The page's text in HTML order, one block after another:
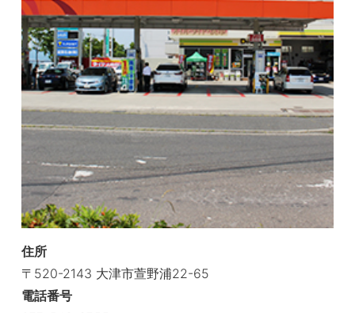
住所
〒520-2143 大津市萱野浦22-65
電話番号